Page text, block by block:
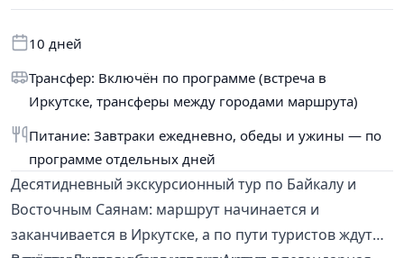
10 дней
Трансфер: Включён по программе (встреча в
Иркутске, трансферы между городами маршрута)
Питание: Завтраки ежедневно, обеды и ужины — по
программе отдельных дней
Десятидневный экскурсионный тур по Байкалу и
Восточным Саянам: маршрут начинается и
заканчивается в Иркутске, а по пути туристов ждут